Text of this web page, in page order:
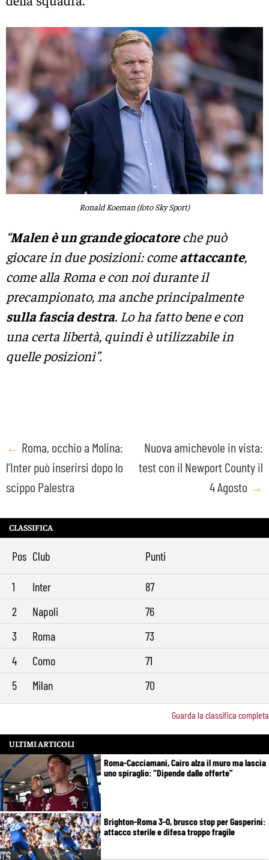
Ronald Koeman (foto Sky Sport)
“Malen è un grande giocatoreche può
giocare in due posizioni: comeattaccante,
come alla Roma e con noi durante il
precampionato, ma anche principalmente
sulla fascia destra. Lo ha fatto bene e con
una certa libertà, quindi è utilizzabile in
quelle posizioni”.
Post
navigation
← Roma, occhio a Molina:
l’Inter può inserirsi dopo lo
scippo Palestra
Nuova amichevole in vista:
test con il Newport County il
4 Agosto →
CLASSIFICA
Pos Club Punti
1 Inter
87
2
Napoli
76
3
Roma
73
4
Como
71
5
Milan 70
Guarda la classifica completa
ULTIMI ARTICOLI
Roma-Cacciamani, Cairo alza il muro ma lascia
uno spiraglio: “Dipende dalle offerte”
Brighton-Roma 3-0, brusco stop per Gasperini:
attacco sterile e difesa troppo fragile